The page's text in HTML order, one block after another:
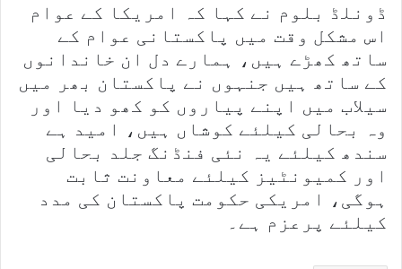
ڈونلڈ بلوم نے کہا کہ امریکا کے عوام
اس مشکل وقت میں پاکستانی عوام کے
ساتھ کھڑے ہیں، ہمارے دل ان خاندانوں
کے ساتھ ہیں جنہوں نے پاکستان بھر میں
سیلاب میں اپنے پیاروں کو کھو دیا اور
وہ بحالی کیلئے کوشاں ہیں، امید ہے
سندھ کیلئے یہ نئی فنڈنگ جلد بحالی
اور کمیونٹیز کیلئے معاونت ثابت
ہوگی، امریکی حکومت پاکستان کی مدد
کیلئے پرعزم ہے۔